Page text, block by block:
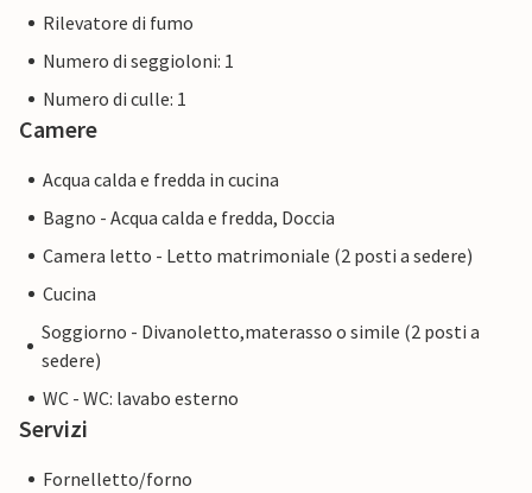
Rilevatore di fumo
Numero di seggioloni: 1
Numero di culle: 1
Camere
Acqua calda e fredda in cucina
Bagno - Acqua calda e fredda, Doccia
Camera letto - Letto matrimoniale (2 posti a sedere)
Cucina
Soggiorno - Divanoletto,materasso o simile (2 posti a
sedere)
WC - WC: lavabo esterno
Servizi
Fornelletto/forno